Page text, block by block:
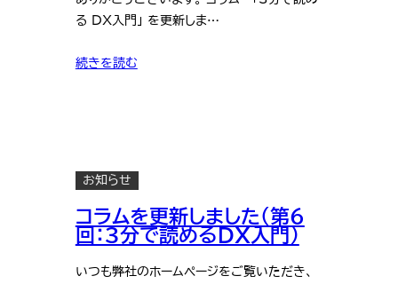
る DX入門」 を更新しま…
続きを読む
お知らせ
コラムを更新しました（第6
回：3分で読めるDX入門）
いつも弊社のホームページをご覧いただき、